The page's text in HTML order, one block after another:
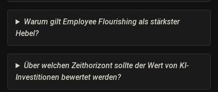
Warum gilt Employee Flourishing als stärkster
Hebel?
Über welchen Zeithorizont sollte der Wert von KI-
Investitionen bewertet werden?